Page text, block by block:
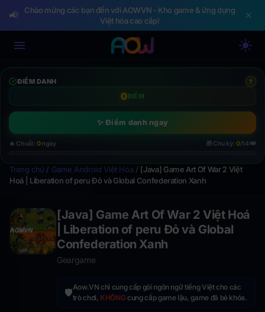
📢
Chào mừng các bạn đến với AOWVN - Kho game & ứng dụng
Việt hóa cao cấp!
ĐIỂM DANH ?
0ĐIỂM
✨ Điểm danh ngay
🔥 Chuỗi: 0ngày 🎁 Chu kỳ:0/14 👑
Trang chủ / Game Android Việt Hóa / [Java] Game Art Of War 2 Việt
Hoá | Liberation of peru Đỏ và Global Confederation Xanh
[Java] Game Art Of War 2 Việt Hoá
| Liberation of peru Đỏ và Global
Confederation Xanh
Geargame
🛡️Aow.VN chỉ cung cấp gói ngôn ngữ tiếng Việt cho các
trò chơi, KHÔNGcung cấp game lậu, game đã bẻ khóa.